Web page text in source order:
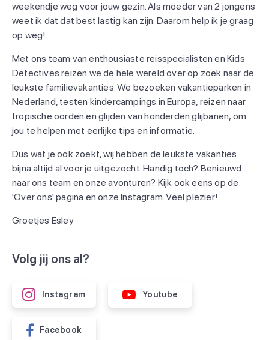
weekendje weg voor jouw gezin. Als moeder van 2 jongens
weet ik dat dat best lastig kan zijn. Daarom help ik je graag
op weg!
Met ons team van enthousiaste reisspecialisten en Kids
Detectives reizen we de hele wereld over op zoek naar de
leukste familievakanties. We bezoeken vakantieparken in
Nederland, testen kindercampings in Europa, reizen naar
tropische oorden en glijden van honderden glijbanen, om
jou te helpen met eerlijke tips en informatie.
Dus wat je ook zoekt, wij hebben de leukste vakanties
bijna altijd al voor je uitgezocht. Handig toch? Benieuwd
naar ons team en onze avonturen? Kijk ook eens op de
'Over ons' pagina en onze Instagram. Veel plezier!
Groetjes Esley
Volg jij ons al?
Instagram Youtube
Facebook